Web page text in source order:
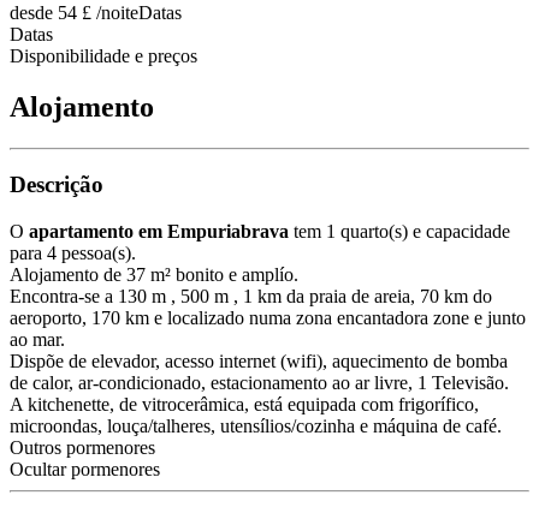
desde 54 £ /noiteDatas
Datas
Disponibilidade e preços
Alojamento
Descrição
O apartamento em Empuriabrava tem 1 quarto(s) e capacidade
para 4 pessoa(s).
Alojamento de 37 m² bonito e amplío.
Encontra-se a 130 m , 500 m , 1 km da praia de areia, 70 km do
aeroporto, 170 km e localizado numa zona encantadora zone e junto
ao mar.
Dispõe de elevador, acesso internet (wifi), aquecimento de bomba
de calor, ar-condicionado, estacionamento ao ar livre, 1 Televisão.
A kitchenette, de vitrocerâmica, está equipada com frigorífico,
microondas, louça/talheres, utensílios/cozinha e máquina de café.
Outros pormenores
Ocultar pormenores